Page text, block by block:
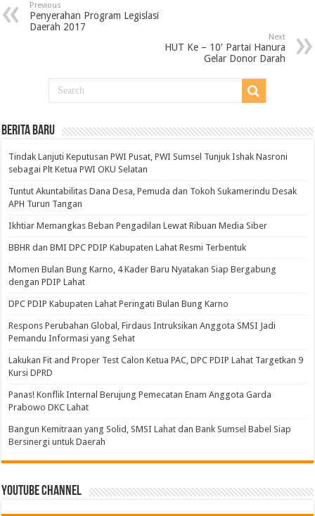
Previous
Penyerahan Program Legislasi
Daerah 2017
Next
HUT Ke – 10′ Partai Hanura
Gelar Donor Darah
BERITA BARU
Tindak Lanjuti Keputusan PWI Pusat, PWI Sumsel Tunjuk Ishak Nasroni
sebagai Plt Ketua PWI OKU Selatan
Tuntut Akuntabilitas Dana Desa, Pemuda dan Tokoh Sukamerindu Desak
APH Turun Tangan
Ikhtiar Memangkas Beban Pengadilan Lewat Ribuan Media Siber
BBHR dan BMI DPC PDIP Kabupaten Lahat Resmi Terbentuk
Momen Bulan Bung Karno, 4 Kader Baru Nyatakan Siap Bergabung
dengan PDIP Lahat
DPC PDIP Kabupaten Lahat Peringati Bulan Bung Karno
Respons Perubahan Global, Firdaus Intruksikan Anggota SMSI Jadi
Pemandu Informasi yang Sehat
Lakukan Fit and Proper Test Calon Ketua PAC, DPC PDIP Lahat Targetkan 9
Kursi DPRD
Panas! Konflik Internal Berujung Pemecatan Enam Anggota Garda
Prabowo DKC Lahat
Bangun Kemitraan yang Solid, SMSI Lahat dan Bank Sumsel Babel Siap
Bersinergi untuk Daerah
Youtube Channel